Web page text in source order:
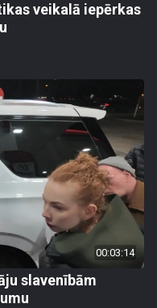
veikalā iepērkas
00:03:14
slavenībām